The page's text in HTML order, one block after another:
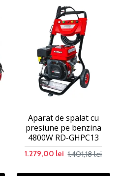
Aparat de spalat cu
presiune pe benzina
4800W RD-GHPC13
1.279,00 lei 1.401,18 lei